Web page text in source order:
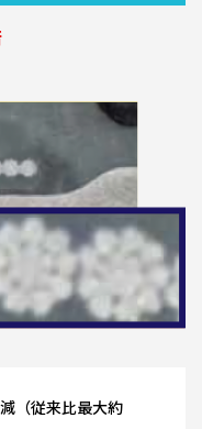
（従来比最大約